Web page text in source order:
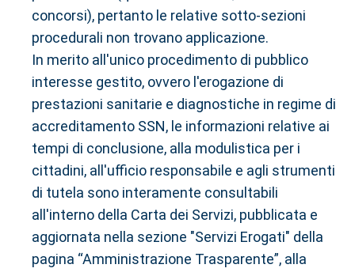
concorsi), pertanto le relative sotto-sezioni
procedurali non trovano applicazione.
In merito all'unico procedimento di pubblico
interesse gestito, ovvero l'erogazione di
prestazioni sanitarie e diagnostiche in regime di
accreditamento SSN, le informazioni relative ai
tempi di conclusione, alla modulistica per i
cittadini, all'ufficio responsabile e agli strumenti
di tutela sono interamente consultabili
all'interno della Carta dei Servizi, pubblicata e
aggiornata nella sezione "Servizi Erogati" della
pagina “Amministrazione Trasparente”, alla